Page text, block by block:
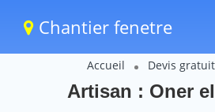
Chantier fenetre
Accueil Devis
Artisan : Oner